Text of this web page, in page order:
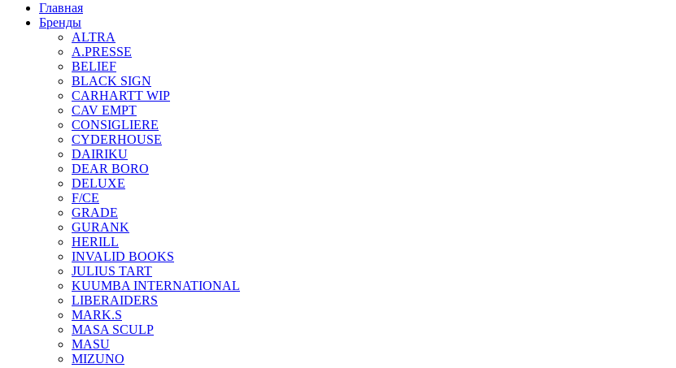
Главная
Бренды
ALTRA
A.PRESSE
BELIEF
BLACK SIGN
CARHARTT WIP
CAV EMPT
CONSIGLIERE
CYDERHOUSE
DAIRIKU
DEAR BORO
DELUXE
F/CE
GRADE
GURANK
HERILL
INVALID BOOKS
JULIUS TART
KUUMBA INTERNATIONAL
LIBERAIDERS
MARK.S
MASA SCULP
MASU
MIZUNO